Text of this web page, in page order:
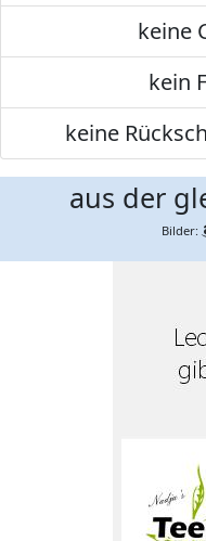
keine
kein
keine
aus der
Bilder: